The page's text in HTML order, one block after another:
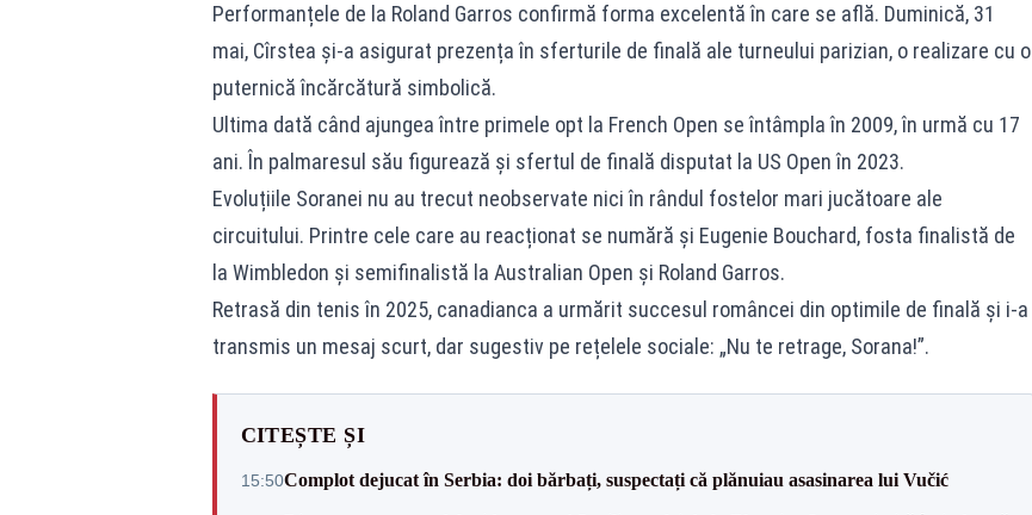
Performanțele de la Roland Garros confirmă forma excelentă în care se află. Duminică, 31
mai, Cîrstea și-a asigurat prezența în sferturile de finală ale turneului parizian, o realizare cu o
puternică încărcătură simbolică.
Ultima dată când ajungea între primele opt la French Open se întâmpla în 2009, în urmă cu 17
ani. În palmaresul său figurează și sfertul de finală disputat la US Open în 2023.
Evoluțiile Soranei nu au trecut neobservate nici în rândul fostelor mari jucătoare ale
circuitului. Printre cele care au reacționat se numără și Eugenie Bouchard, fosta finalistă de
la Wimbledon și semifinalistă la Australian Open și Roland Garros.
Retrasă din tenis în 2025, canadianca a urmărit succesul româncei din optimile de finală și i-a
transmis un mesaj scurt, dar sugestiv pe rețelele sociale: „Nu te retrage, Sorana!”.
CITEȘTE ȘI
15:50Complot dejucat în Serbia: doi bărbați, suspectați că plănuiau asasinarea lui Vučić